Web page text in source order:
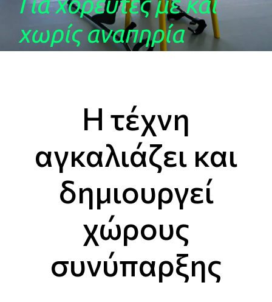
χωρίς αναπηρία
Η τέχνη
αγκαλιάζει και
δημιουργεί
χώρους
συνύπαρξης